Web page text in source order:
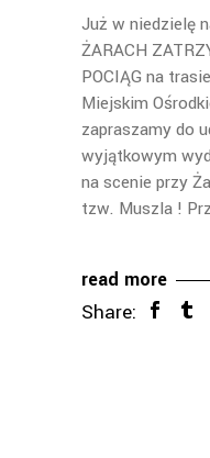
Już w niedzielę
ŻARACH
POCIĄG na
Miejskim
zapraszamy do
wyjątkowym
na scenie przy
tzw. Muszla !
read more
Share: